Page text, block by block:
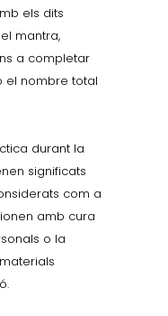
els dits
mantra,
a completar
el nombre total
durant la
significats
com a
amb cura
o la